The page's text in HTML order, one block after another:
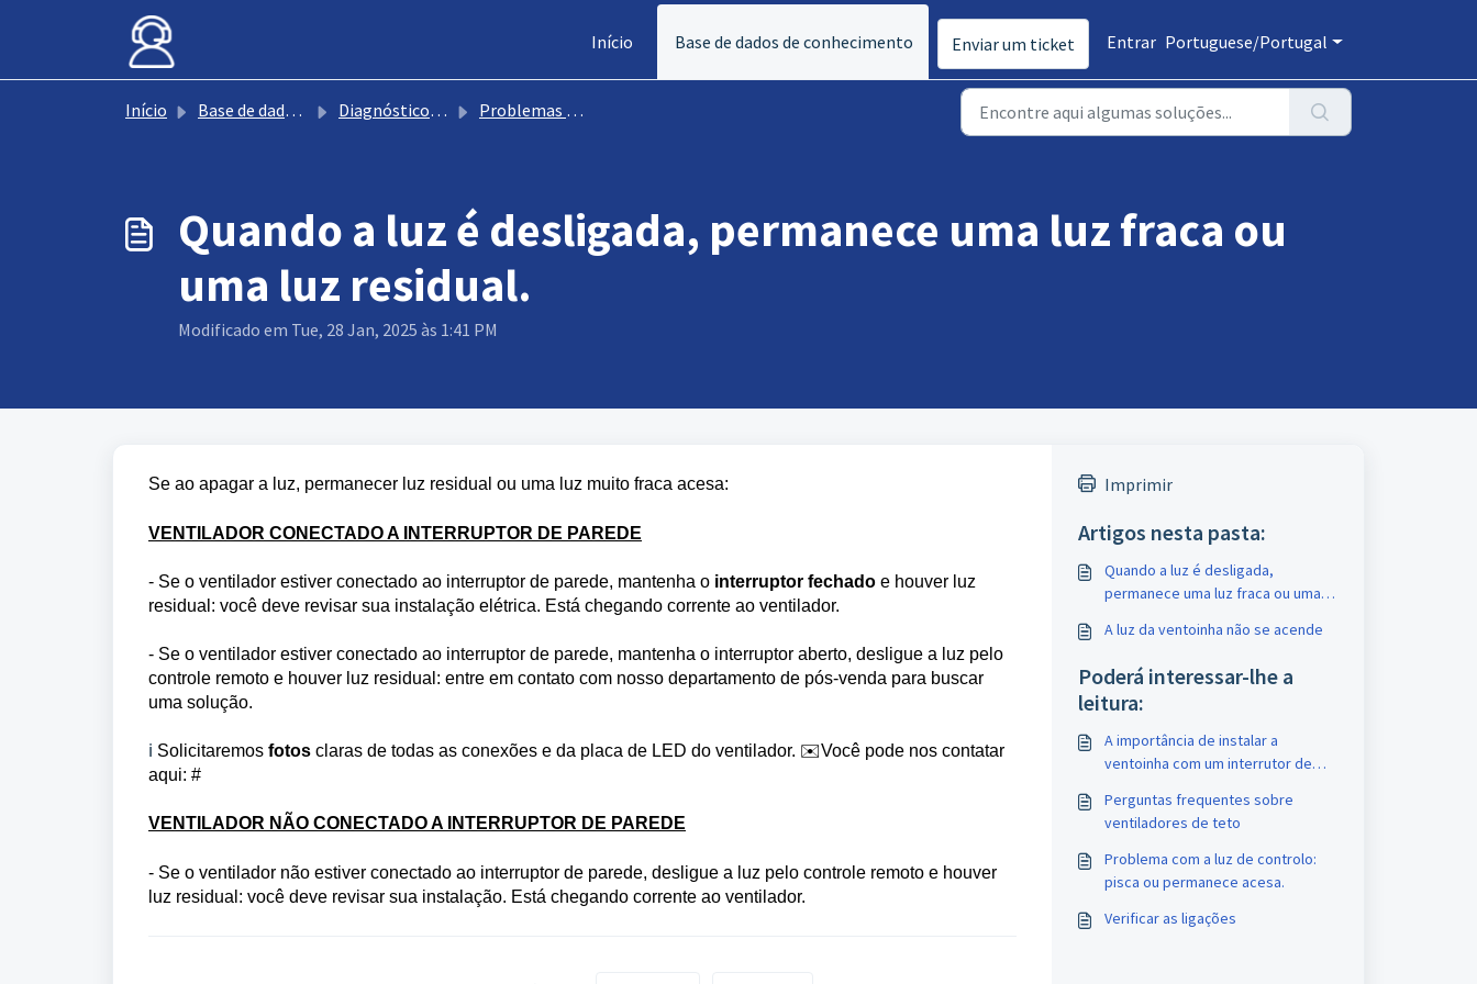
Avançar para o conteúdo principal
Início
Base de dados de conhecimento Enviar um ticket Entrar Portuguese/Portugal
Início Base de dados de conhecimento Diagnóstico de avarias do ventilador Problemas com a fonte de luz
Quando a luz é desligada, permanece uma luz fraca ou
uma luz residual.
Modificado em Tue, 28 Jan, 2025 às 1:41 PM
Se ao apagar a luz, permanecer luz residual ou uma luz muito fraca acesa:
VENTILADOR CONECTADO A INTERRUPTOR DE PAREDE
- Se o ventilador estiver conectado ao interruptor de parede, mantenha o interruptor fechado e houver luz
residual: você deve revisar sua instalação elétrica. Está chegando corrente ao ventilador.
- Se o ventilador estiver conectado ao interruptor de parede, mantenha o interruptor aberto, desligue a luz pelo
controle remoto e houver luz residual: entre em contato com nosso departamento de pós-venda para buscar
uma solução.
ℹ️ Solicitaremos fotos claras de todas as conexões e da placa de LED do ventilador. ✉️Você pode nos contatar
aqui: #
VENTILADOR NÃO CONECTADO A INTERRUPTOR DE PAREDE
- Se o ventilador não estiver conectado ao interruptor de parede, desligue a luz pelo controle remoto e houver
luz residual: você deve revisar sua instalação. Está chegando corrente ao ventilador.
Imprimir
Artigos nesta pasta:
Quando a luz é desligada,
permanece uma luz fraca ou uma
A luz da ventoinha não se acende
Poderá interessar-lhe a
leitura:
A importância de instalar a
ventoinha com um interrutor de
Perguntas frequentes sobre
ventiladores de teto
Problema com a luz de controlo:
pisca ou permanece acesa.
Verificar as ligações